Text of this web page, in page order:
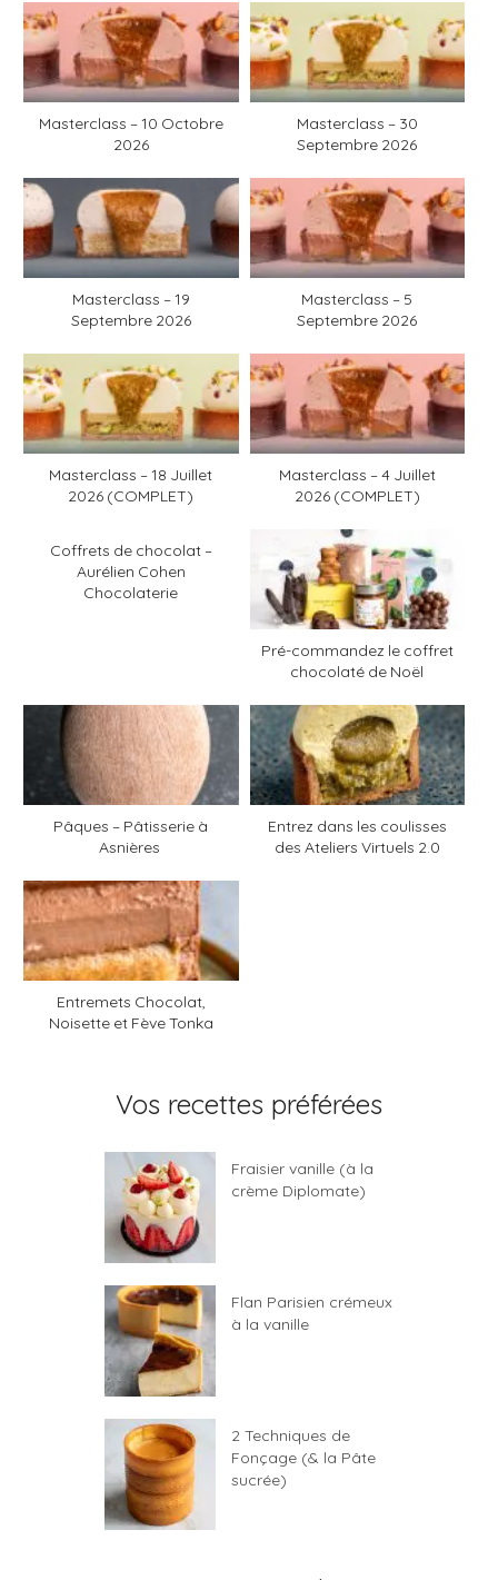
Masterclass – 10 Octobre
2026
Masterclass – 30
Septembre 2026
Masterclass – 19
Septembre 2026
Masterclass – 5
Septembre 2026
Masterclass – 18 Juillet
2026 (COMPLET)
Masterclass – 4 Juillet
2026 (COMPLET)
Coffrets de chocolat –
Aurélien Cohen
Chocolaterie
Pré-commandez le coffret
chocolaté de Noël
Pâques – Pâtisserie à
Asnières
Entrez dans les coulisses
des Ateliers Virtuels 2.0
Entremets Chocolat,
Noisette et Fève Tonka
Vos recettes préférées
Fraisier vanille (à la
crème Diplomate)
Flan Parisien crémeux
à la vanille
2 Techniques de
Fonçage (& la Pâte
sucrée)